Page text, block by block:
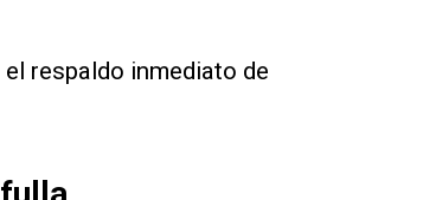
respaldo inmediato de